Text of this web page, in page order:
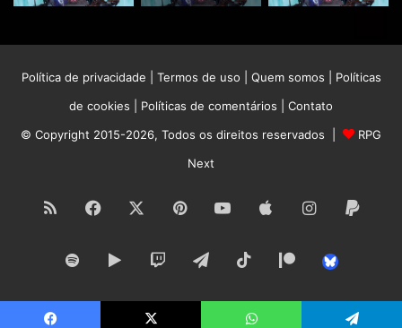
Antes de assinar como um JOGADOR
envie um e-mail
Elas têm número limitado.
Política de privacidade Termos de uso Quem somos
Políticas
de cookies
Políticas de comentários
Contato
© Copyright 2015-2026, Todos os direitos reservados |
RPG
Next
RSS Facebook PinterestYouTubeAppleInstagram
SpotifyGoogle
Play
TwitchTelegramTikTokPatreon